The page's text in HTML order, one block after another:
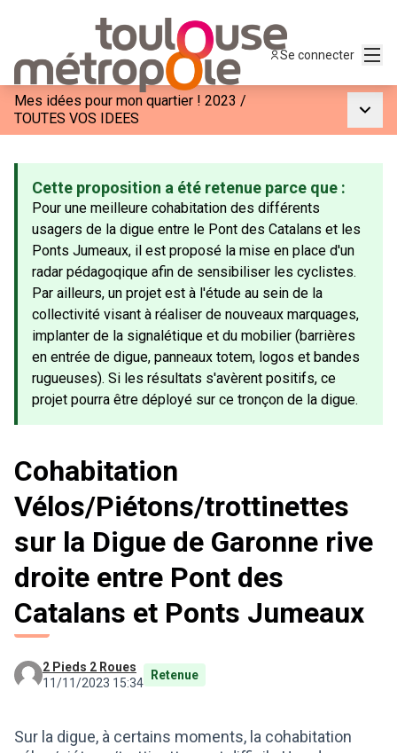
Se connecter
Mes idées pour mon quartier ! 2023 /
TOUTES VOS IDEES
Cette proposition a été retenue parce que :
Pour une meilleure cohabitation des différents
usagers de la digue entre le Pont des Catalans et les
Ponts Jumeaux, il est proposé la mise en place d'un
radar pédagoqique afin de sensibiliser les cyclistes.
Par ailleurs, un projet est à l'étude au sein de la
collectivité visant à réaliser de nouveaux marquages,
implanter de la signalétique et du mobilier (barrières
en entrée de digue, panneaux totem, logos et bandes
rugueuses). Si les résultats s'avèrent positifs, ce
projet pourra être déployé sur ce tronçon de la digue.
Cohabitation
Vélos/Piétons/trottinettes
sur la Digue de Garonne rive
droite entre Pont des
Catalans et Ponts Jumeaux
2 Pieds 2 Roues
11/11/2023 15:34
Retenue
Sur la digue, à certains moments, la cohabitation